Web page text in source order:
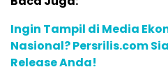
Ingin Tampil di Media
Nasional? Persrilis.com
Release Anda!